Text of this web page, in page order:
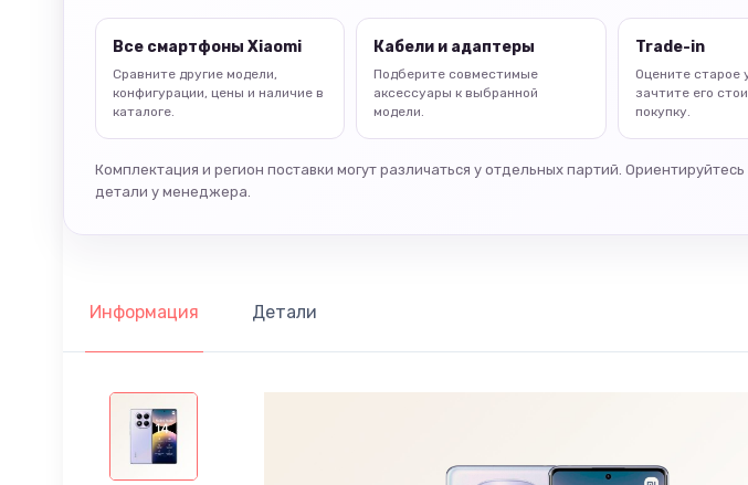
Все смартфоны Xiaomi
Сравните другие модели,
конфигурации, цены и наличие в
каталоге.
Кабели и адаптеры
Подберите совместимые
аксессуары к выбранной
модели.
Trade-in
Оцените старое
зачтите его
покупку.
Комплектация и регион поставки могут различаться у отдельных партий.
детали у менеджера.
Информация Детали